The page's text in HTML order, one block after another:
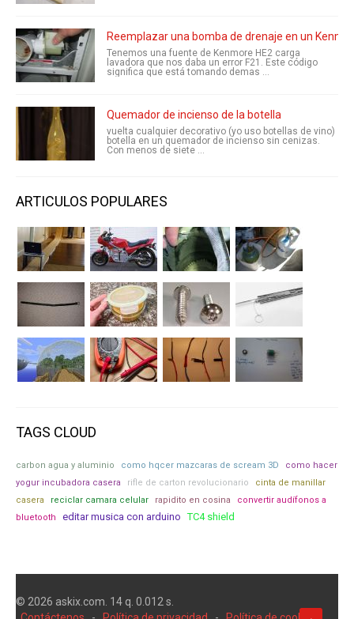
Reemplazar una bomba de drenaje en un
Tenemos una fuente de Kenmore HE2 carga
lavadora que nos daba un error F21. Este código
significa que está tomando demas ...
Quemador de incienso de la botella
vuelta cualquier decorativo (yo uso botellas de vino)
botella en un quemador de incienso sin cenizas.
Con menos de siete ...
ARTICULOS POPULARES
TAGS CLOUD
carbon agua y aluminio como hqcer mazcaras de scream 3D
como hacer
yogur incubadora casera
rifle de carton revolucionario
cinta de manillar
casera
reciclar camara celular rapidito en cosina
convertir audífonos a
bluetooth
editar musica con arduino TC4 shield
© 2026 askix.com. 14 q. 0.012 s.